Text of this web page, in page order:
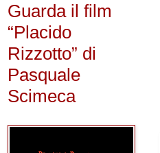
Guarda il film
“Placido
Rizzotto” di
Pasquale
Scimeca